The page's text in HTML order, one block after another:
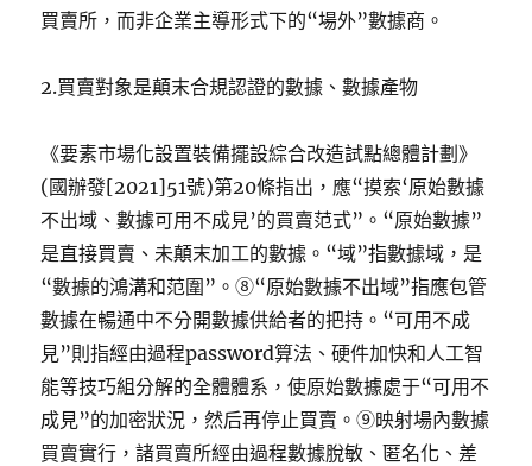
買賣所，而非企業主導形式下的“場外”數據商。
2.買賣對象是顛末合規認證的數據、數據產物
《要素市場化設置裝備擺設綜合改造試點總體計劃》
(國辦發[2021]51號)第20條指出，應“摸索‘原始數據
不出域、數據可用不成見’的買賣范式”。“原始數據”
是直接買賣、未顛末加工的數據。“域”指數據域，是
“數據的鴻溝和范圍”。⑧“原始數據不出域”指應包管
數據在暢通中不分開數據供給者的把持。“可用不成
見”則指經由過程password算法、硬件加快和人工智
能等技巧組分解的全體體系，使原始數據處于“可用不
成見”的加密狀況，然后再停止買賣。⑨映射場內數據
買賣實行，諸買賣所經由過程數據脫敏、匿名化、差